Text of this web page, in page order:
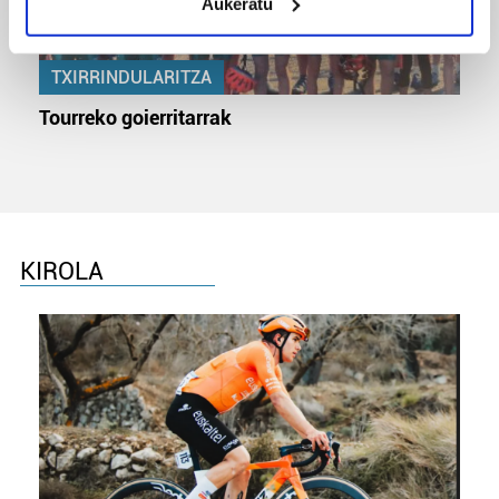
Identify your device by actively scanning it for
specific characteristics (fingerprinting)
Find out more about how your personal data is processed
and set your preferences in thedetails section.
produktuak garatzeko. Zure datuak nork eta zertarako
Bazkide batzuek ez dizute baimenik eskatzen, eta beren
interes komertzial legitimoetan babesten dira. Ikusi gure
bazkideen zerrenda, beren ustez zein helburutarako
duten interes legitimoa eta horren aurka nola egin
dezakezun ikusteko.
TXIRRINDULARITZA
Tourreko goierritarrak
KIROLA